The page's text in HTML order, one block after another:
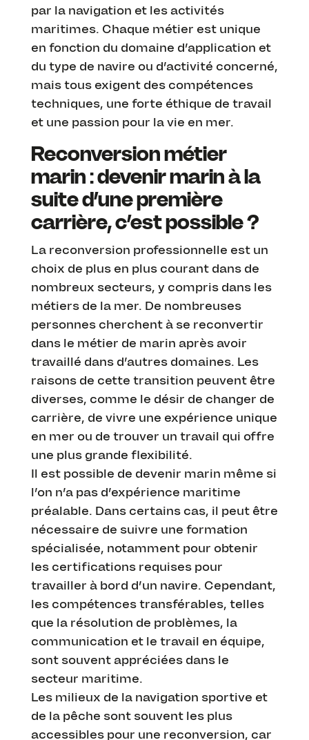
par la navigation et les activités
maritimes. Chaque métier est unique
en fonction du domaine d’application et
du type de navire ou d’activité concerné,
mais tous exigent des compétences
techniques, une forte éthique de travail
et une passion pour la vie en mer.
Reconversion métier
marin : devenir marin à la
suite d’une première
carrière, c’est possible ?
La reconversion professionnelle est un
choix de plus en plus courant dans de
nombreux secteurs, y compris dans les
métiers de la mer. De nombreuses
personnes cherchent à se reconvertir
dans le métier de marin après avoir
travaillé dans d’autres domaines. Les
raisons de cette transition peuvent être
diverses, comme le désir de changer de
carrière, de vivre une expérience unique
en mer ou de trouver un travail qui offre
une plus grande flexibilité.
Il est possible de devenir marin même si
l’on n’a pas d’expérience maritime
préalable. Dans certains cas, il peut être
nécessaire de suivre une formation
spécialisée, notamment pour obtenir
les certifications requises pour
travailler à bord d’un navire. Cependant,
les compétences transférables, telles
que la résolution de problèmes, la
communication et le travail en équipe,
sont souvent appréciées dans le
secteur maritime.
Les milieux de la navigation sportive et
de la pêche sont souvent les plus
accessibles pour une reconversion, car